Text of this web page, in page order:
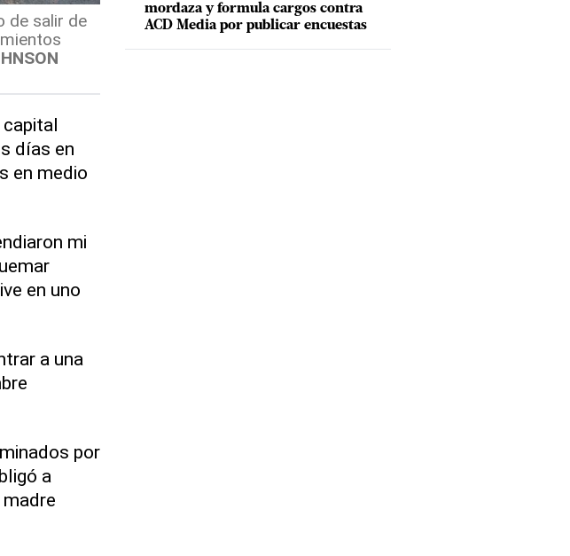
de salir de
días en
en medio
mi
en uno
a una
por
a
mordaza y formula cargos contra
ACD Media por publicar encuestas